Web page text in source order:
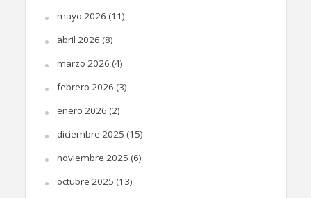
mayo 2026 (11)
abril 2026 (8)
marzo 2026 (4)
febrero 2026 (3)
enero 2026 (2)
diciembre 2025 (15)
noviembre 2025 (6)
octubre 2025 (13)